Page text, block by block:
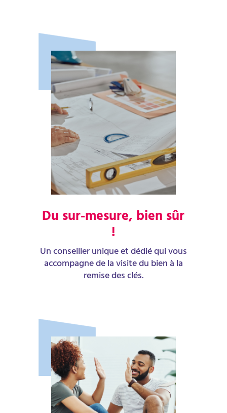
Du sur-mesure, bien sûr
!
Un conseiller unique et dédié qui vous
accompagne de la visite du bien à la
remise des clés.